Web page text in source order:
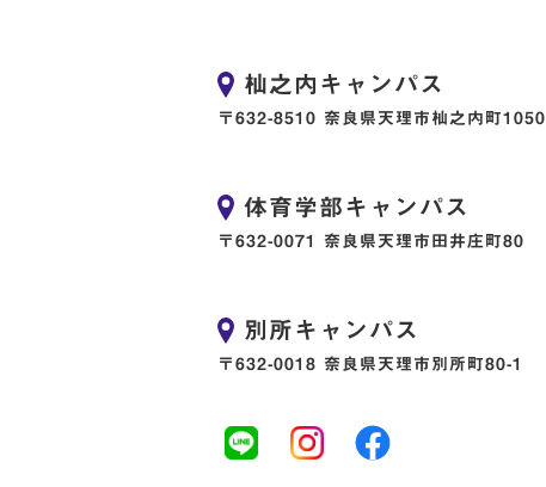
杣之内キャンパス
〒632-8510 奈良県天理市杣之内町1050
体育学部キャンパス
〒632-0071 奈良県天理市田井庄町80
別所キャンパス
〒632-0018 奈良県天理市別所町80-1